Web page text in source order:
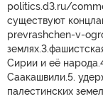
politics.d3.ru/
существуют
prevrashchen-v-
Сирии и её
Саакашвили.5.
палестинских